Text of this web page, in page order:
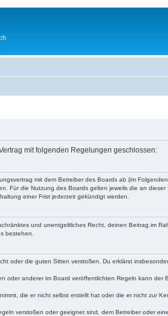
mit folgenden Regelungen geschlossen:
mit dem Betreiber des Boards ab (im
Für die Nutzung des Boards gelten jeweils die an
einer Frist jederzeit gekündigt werden.
und unentgeltliches Recht, deinen Beitrag im
bestehen.
oder die guten Sitten verstoßen. Du erklärst
anderer im Board veröffentlichten Regeln kann
die er nicht selbst erstellt hat oder die er nicht zur
verstoßen oder geeignet sind, dem Betreiber oder